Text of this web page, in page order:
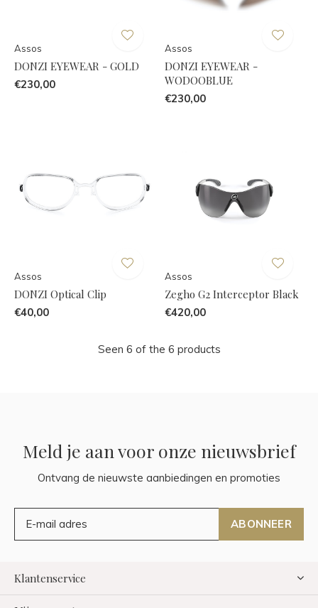
Assos
DONZI EYEWEAR - GOLD
€230,00
Assos
DONZI EYEWEAR -
WODOOBLUE
€230,00
Assos
DONZI Optical Clip
€40,00
Assos
Zegho G2 Interceptor Black
€420,00
Seen 6 of the 6 products
Meld je aan voor onze nieuwsbrief
Ontvang de nieuwste aanbiedingen en promoties
ABONNEER
Klantenservice